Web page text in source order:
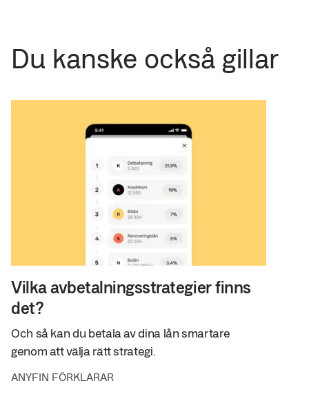
Du kanske också gillar
Vilka avbetalningsstrategier finns
det?
Och så kan du betala av dina lån smartare
genom att välja rätt strategi.
ANYFIN FÖRKLARAR